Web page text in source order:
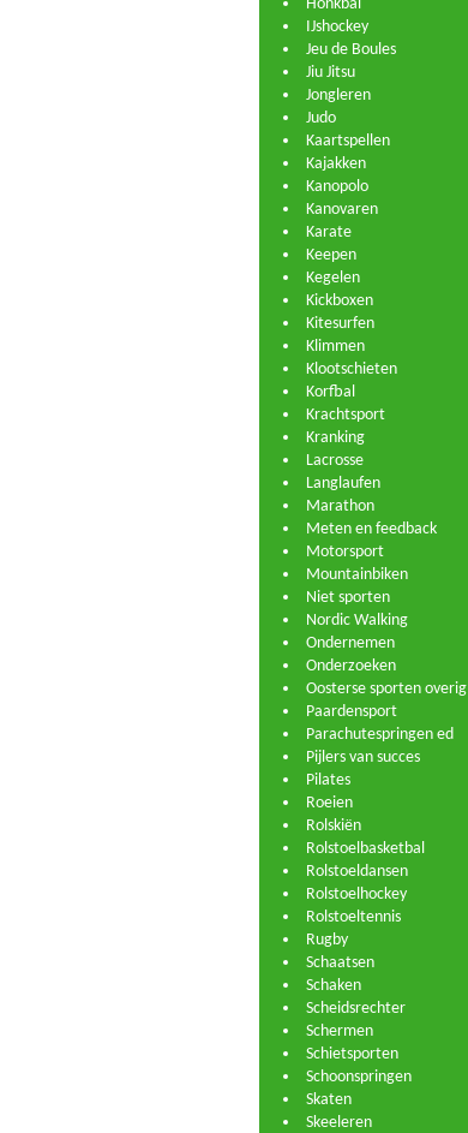
Honkbal
IJshockey
Jeu de Boules
Jiu Jitsu
Jongleren
Judo
Kaartspellen
Kajakken
Kanopolo
Kanovaren
Karate
Keepen
Kegelen
Kickboxen
Kitesurfen
Klimmen
Klootschieten
Korfbal
Krachtsport
Kranking
Lacrosse
Langlaufen
Marathon
Meten en feedback
Motorsport
Mountainbiken
Niet sporten
Nordic Walking
Ondernemen
Onderzoeken
Oosterse sporten overig
Paardensport
Parachutespringen ed
Pijlers van succes
Pilates
Roeien
Rolskiën
Rolstoelbasketbal
Rolstoeldansen
Rolstoelhockey
Rolstoeltennis
Rugby
Schaatsen
Schaken
Scheidsrechter
Schermen
Schietsporten
Schoonspringen
Skaten
Skeeleren